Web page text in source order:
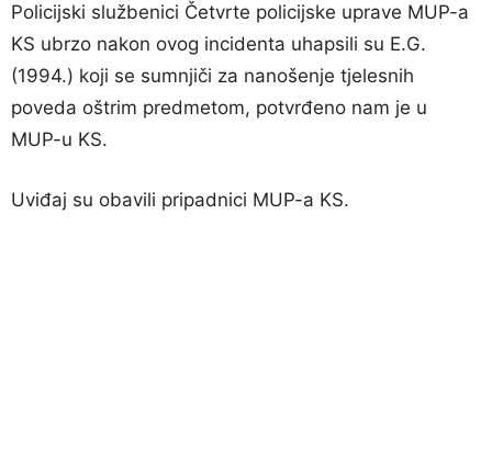
Policijski službenici Četvrte policijske uprave MUP-a
KS ubrzo nakon ovog incidenta uhapsili su E.G.
(1994.) koji se sumnjiči za nanošenje tjelesnih
poveda oštrim predmetom, potvrđeno nam je u
MUP-u KS.
Uviđaj su obavili pripadnici MUP-a KS.